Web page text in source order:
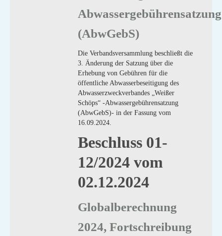
Abwassergebührensatzung
(AbwGebS)
Die Verbandsversammlung beschließt die
3. Änderung der Satzung über die
Erhebung von Gebühren für die
öffentliche Abwasserbeseitigung des
Abwasserzweckverbandes „Weißer
Schöps“ -Abwassergebührensatzung
(AbwGebS)- in der Fassung vom
16.09.2024.
Beschluss 01-
12/2024 vom
02.12.2024
Globalberechnung
2024, Fortschreibung